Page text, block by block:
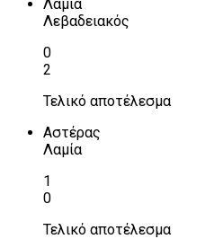
Λαμία
Λεβαδειακός
0
2
Τελικό αποτέλεσμα
Αστέρας
Λαμία
1
0
Τελικό αποτέλεσμα